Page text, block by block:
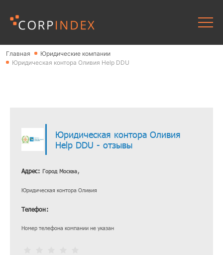
Главная
Юридические компании
Юридическая контора Оливия Help DDU
Юридическая контора Оливия
Help DDU - отзывы
Адрес: Город Москва,
Юридическая контора Оливия
Телефон:
Номер телефона компании не указан